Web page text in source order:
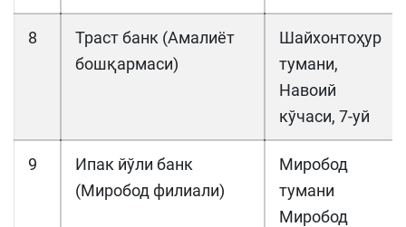
8
Траст банк (Амалиёт
бошқармаси)
Шайхонтоҳур
тумани,
Навоий
кўчаси, 7-уй
9
Ипак йўли банк
(Миробод филиали)
Миробод
тумани
Миробод